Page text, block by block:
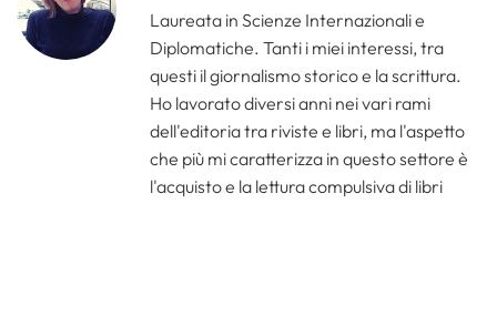
Laureata in Scienze Internazionali e
Diplomatiche. Tanti i miei interessi, tra
questi il giornalismo storico e la scrittura.
Ho lavorato diversi anni nei vari rami
dell'editoria tra riviste e libri, ma l'aspetto
che più mi caratterizza in questo settore è
l'acquisto e la lettura compulsiva di libri